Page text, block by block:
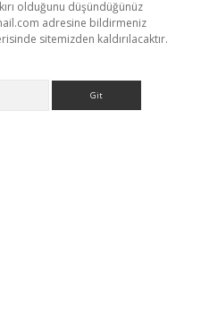
olduğunu düşündüğünüz
adresine bildirmeniz
sitemizden kaldırılacaktır.